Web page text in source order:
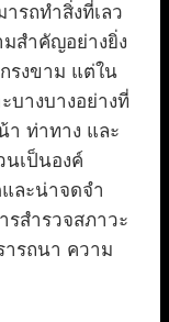
รถทำสิ่งที่เลว
สำคัญอย่างยิ่ง
รงขาม แต่ใน
บางบางอย่างที่
า ท่าทาง และ
นเป็นองค์
ละน่าจดจำ
รสำรวจสภาวะ
รถนา ความ